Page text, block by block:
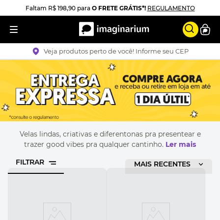
Faltam R$ 198,90paraO FRETE GRÁTIS*! REGULAMENTO
Veja produtos perto de você! Informe seu CEP
Velas lindas, criativas e diferentonas pra presentear e
trazer good vibes pra qualquer cantinho. Ler mais
FILTRAR ORDENAR POR
MAIS RECENTES